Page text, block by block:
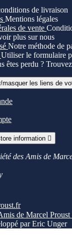
de livraison
Mentions légales
de vente
plus sur nous
Notre méthode de
Utiliser le formulaire
êtes perdu ?
masquer les liens de
information 
des Amis de
de Marcel Proust
par Eric Unger